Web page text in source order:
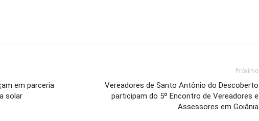
em parceria
solar
Próximo
Vereadores de Santo Antônio do Descoberto
participam do 5º Encontro de Vereadores e
Assessores em Goiânia